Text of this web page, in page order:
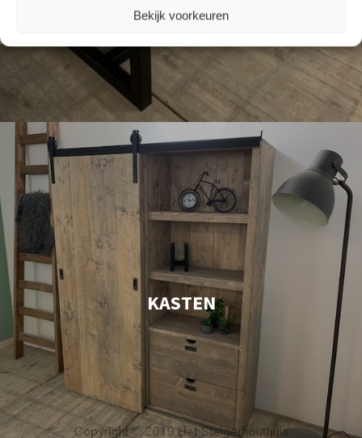
Bekijk voorkeuren
KASTEN